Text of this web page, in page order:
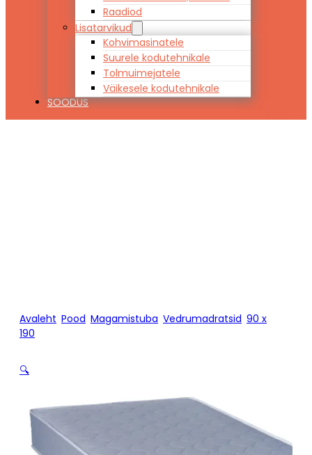
Raadiod
Lisatarvikud
Kohvimasinatele
Suurele kodutehnikale
Tolmuimejatele
Väikesele kodutehnikale
SOODUS
Avaleht Pood Magamistuba Vedrumadratsid 90 x
190
🔍